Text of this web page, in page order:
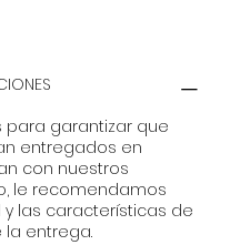
garantizar que
entregados en
con nuestros
le recomendamos
las características de
entrega.